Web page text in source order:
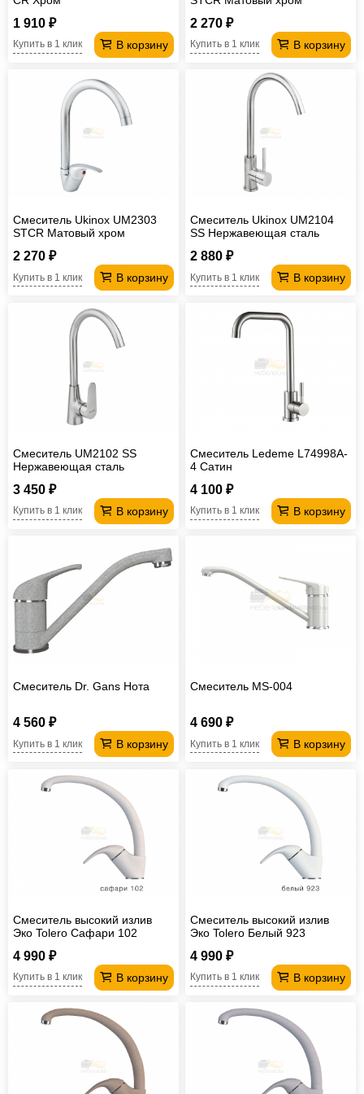
1 910 ₽
В корзину
Купить в 1 клик
2 270 ₽
В корзину
Купить в 1 клик
Смеситель Ukinox UM2303
STCR Матовый хром
2 270 ₽
В корзину
Купить в 1 клик
Смеситель Ukinox UM2104
SS Нержавеющая сталь
2 880 ₽
В корзину
Купить в 1 клик
Смеситель UM2102 SS
Нержавеющая сталь
3 450 ₽
В корзину
Купить в 1 клик
Смеситель Ledeme L74998A-
4 Сатин
4 100 ₽
В корзину
Купить в 1 клик
Смеситель Dr. Gans Нота
4 560 ₽
В корзину
Купить в 1 клик
Смеситель MS-004
4 690 ₽
В корзину
Купить в 1 клик
Смеситель высокий излив
Эко Tolero Сафари 102
4 990 ₽
В корзину
Купить в 1 клик
Смеситель высокий излив
Эко Tolero Белый 923
4 990 ₽
В корзину
Купить в 1 клик